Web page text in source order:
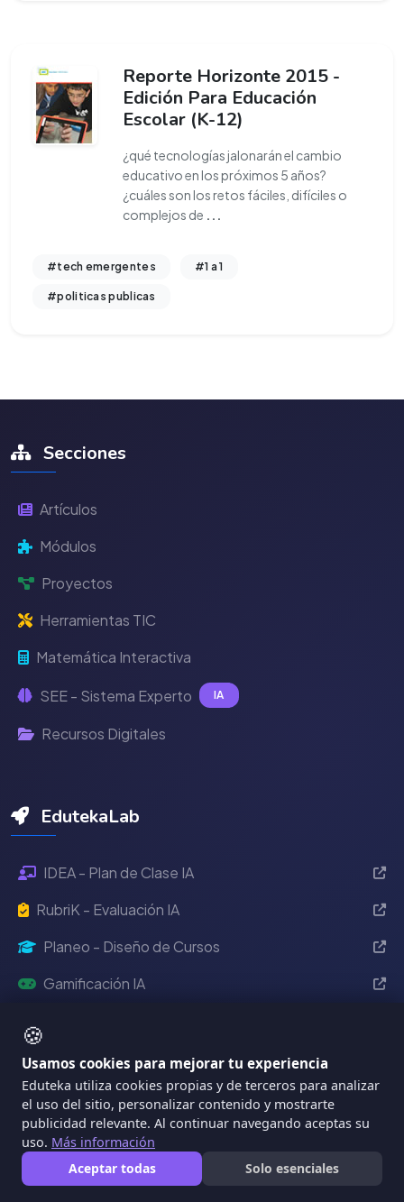
Reporte Horizonte 2015 -
Edición Para Educación
Escolar (K-12)
¿qué tecnologías jalonarán el cambio
educativo en los próximos 5 años?
¿cuáles son los retos fáciles, difíciles o
complejos de ...
#tech emergentes #1 a 1
#politicas publicas
🍪
Usamos cookies para mejorar tu experiencia
Eduteka utiliza cookies propias y de terceros para analizar
el uso del sitio, personalizar contenido y mostrarte
publicidad relevante. Al continuar navegando aceptas su
uso. Más información
Aceptar todas
Solo esenciales
Secciones
Artículos
Módulos
Proyectos
Herramientas TIC
Matemática Interactiva
SEE - Sistema Experto IA
Recursos Digitales
EdutekaLab
IDEA - Plan de Clase IA
RubriK - Evaluación IA
Planeo - Diseño de Cursos
Gamificación IA
Eventos Eduteka
Eduteka 2024 Reciente
2022